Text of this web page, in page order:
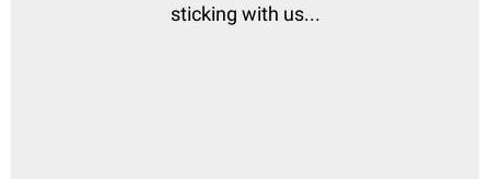
sticking with us...